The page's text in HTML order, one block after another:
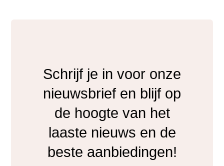
Schrijf je in voor onze
nieuwsbrief en blijf op
de hoogte van het
laaste nieuws en de
beste aanbiedingen!